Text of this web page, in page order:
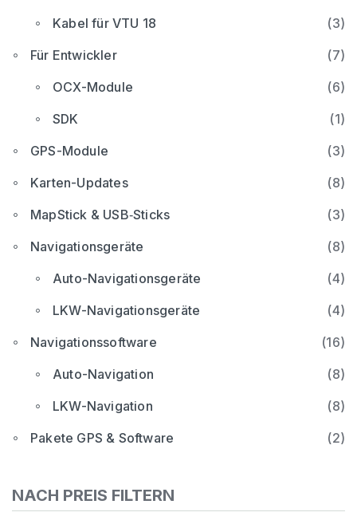
Kabel für VTU 18
(3)
Für Entwickler
(7)
OCX-Module
(6)
SDK
(1)
GPS-Module
(3)
Karten-Updates
(8)
MapStick & USB‑Sticks
(3)
Navigationsgeräte
(8)
Auto-Navigationsgeräte
(4)
LKW-Navigationsgeräte
(4)
Navigationssoftware
(16)
Auto-Navigation
(8)
LKW-Navigation
(8)
Pakete GPS & Software
(2)
NACH PREIS FILTERN